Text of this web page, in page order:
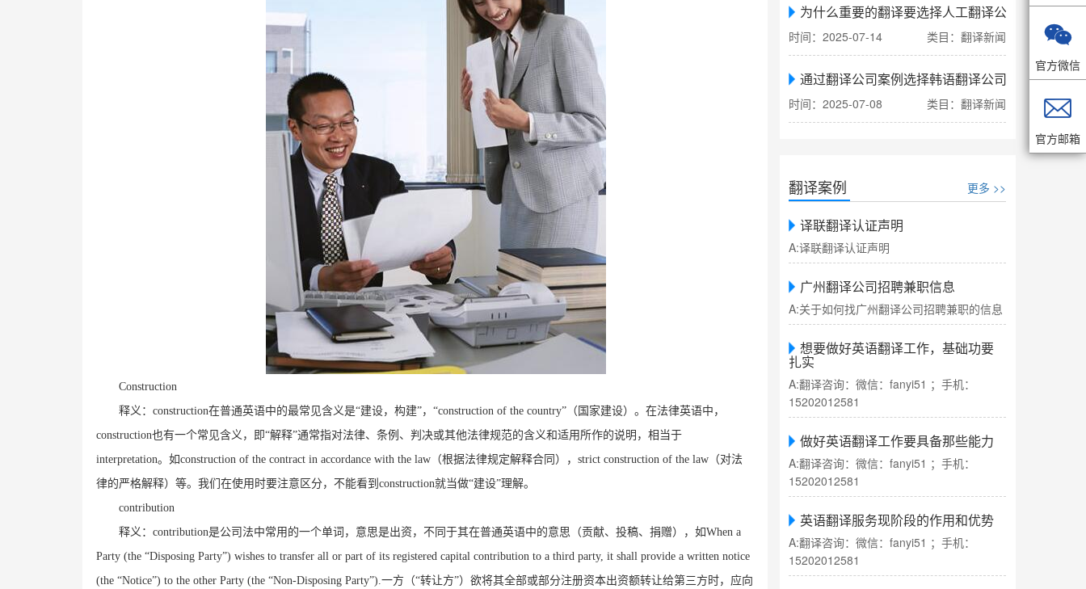
Construction
释义： construction在普通英语中的最常见含义是“建设，构建”，“construction of the country”（国家建设）。在法律英语中，
construction也有一个常见含义，即“解释”通常指对法律、条例、判决或其他法律规范的含义和适用所作的说明，相当于
interpretation。如construction of the contract in accordance with the law（根据法律规定解释合同）， strict construction of the law（对法
律的严格解释）等。我们在使用时要注意区分，不能看到 construction就当做“建设”理解。
contribution
释义： contribution是公司法中常用的一个单词，意思是出资，不同于其在普通英语中的意思（贡献、投稿、捐赠），如When a
Party (the “Disposing Party”) wishes to transfer all or part of its registered capital contribution to a third party, it shall provide a written notice
(the “Notice”) to the other Party (the “Non-Disposing Party”). 一方（“转让方”）欲将其全部或部分注册资本出资额转让给第三方时，应向
为什么重要的翻译要选择人工翻译公司
时间：2025-07-14 类目：翻译新闻
通过翻译公司案例选择韩语翻译公司
时间：2025-07-08 类目：翻译新闻
翻译案例 更多 >>
译联翻译认证声明
A:译联翻译认证声明
广州翻译公司招聘兼职信息
A:关于如何找广州翻译公司招聘兼职的信息
想要做好英语翻译工作，基础功要
扎实
A:翻译咨询：微信：fanyi51 ；手机：
15202012581
做好英语翻译工作要具备那些能力
A:翻译咨询：微信：fanyi51 ；手机：
15202012581
英语翻译服务现阶段的作用和优势
A:翻译咨询：微信：fanyi51 ；手机：
15202012581

官方微信

官方邮箱